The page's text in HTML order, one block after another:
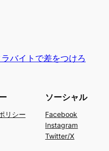
バイトで差をつけろ
リシー
ソーシャル
Facebook
Instagram
Twitter/X